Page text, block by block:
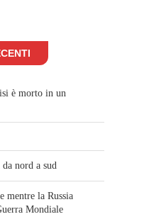
è morto in un
nord a sud
mentre la Russia
Mondiale